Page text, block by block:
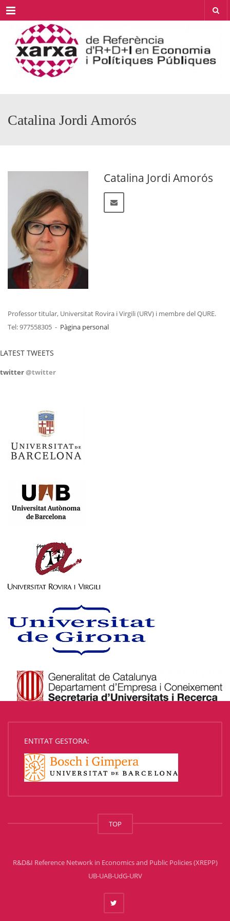
Menu
Catalina Jordi Amorós
Catalina Jordi Amorós
Professor titular, Universitat Rovira i Virgili (URV) i membre del QURE.
Tel: 977558305 - Pàgina personal
LATEST TWEETS
twitter@twitter
ENTITAT GESTORA:
TOP
R&D&I Reference Network in Economics and Public Policies (XREPP)
UB-UAB-UdG-URV